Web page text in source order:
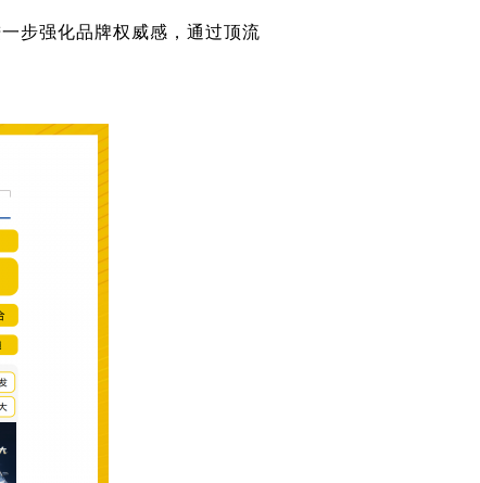
步强化品牌权威感，通过顶流